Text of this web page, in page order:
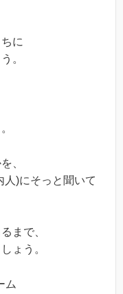
に
。
、
)にそっと聞いて
まで、
ょう。
ム